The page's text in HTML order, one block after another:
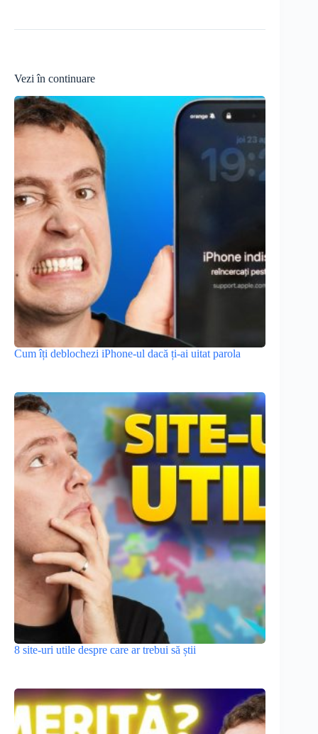
Vezi în continuare
Cum îți deblochezi iPhone-ul dacă ți-ai uitat parola
8 site-uri utile despre care ar trebui să știi